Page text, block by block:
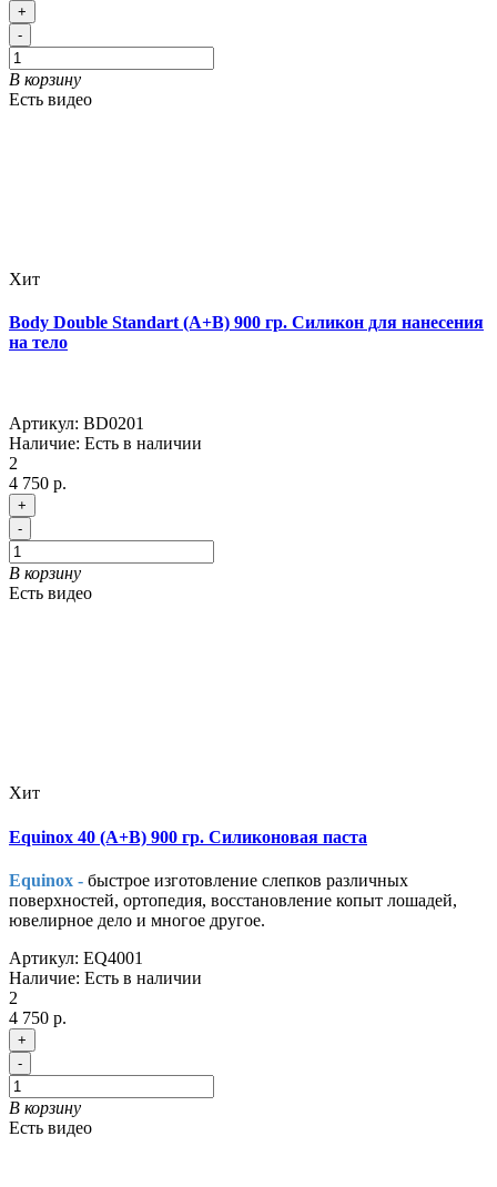
+
-
В корзину
Есть видео
Хит
Body Double Standart (A+B) 900 гр. Силикон для нанесения
на тело
Артикул: BD0201
Наличие: Есть в наличии
2
4 750 р.
+
-
В корзину
Есть видео
Хит
Equinox 40 (A+B) 900 гр. Силиконовая паста
Equinox - быстрое изготовление слепков различных
поверхностей, ортопедия, восстановление копыт лошадей,
ювелирное дело и многое другое.
Артикул: EQ4001
Наличие: Есть в наличии
2
4 750 р.
+
-
В корзину
Есть видео